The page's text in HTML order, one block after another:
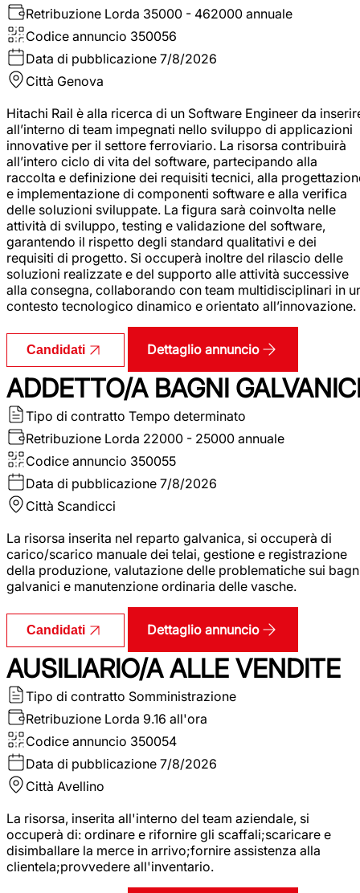
Retribuzione Lorda 35000 - 462000 annuale
Codice annuncio 350056
Data di pubblicazione 7/8/2026
Città Genova
Hitachi Rail è alla ricerca di un Software Engineer da
all’interno di team impegnati nello sviluppo di applicazioni
innovative per il settore ferroviario. La risorsa contribuirà
all’intero ciclo di vita del software, partecipando alla
raccolta e definizione dei requisiti tecnici, alla
e implementazione di componenti software e alla verifica
delle soluzioni sviluppate. La figura sarà coinvolta nelle
attività di sviluppo, testing e validazione del software,
garantendo il rispetto degli standard qualitativi e dei
requisiti di progetto. Si occuperà inoltre del rilascio delle
soluzioni realizzate e del supporto alle attività successive
alla consegna, collaborando con team multidisciplinari in
contesto tecnologico dinamico e orientato all’innovazione.
Candidati Dettaglio annuncio
ADDETTO/A BAGNI
Tipo di contratto Tempo determinato
Retribuzione Lorda 22000 - 25000 annuale
Codice annuncio 350055
Data di pubblicazione 7/8/2026
Città Scandicci
La risorsa inserita nel reparto galvanica, si occuperà di
carico/scarico manuale dei telai, gestione e registrazione
della produzione, valutazione delle problematiche sui
galvanici e manutenzione ordinaria delle vasche.
Candidati Dettaglio annuncio
AUSILIARIO/A ALLE VENDITE
Tipo di contratto Somministrazione
Retribuzione Lorda 9.16 all'ora
Codice annuncio 350054
Data di pubblicazione 7/8/2026
Città Avellino
La risorsa, inserita all'interno del team aziendale, si
occuperà di: ordinare e rifornire gli scaffali;scaricare e
disimballare la merce in arrivo;fornire assistenza alla
clientela;provvedere all'inventario.